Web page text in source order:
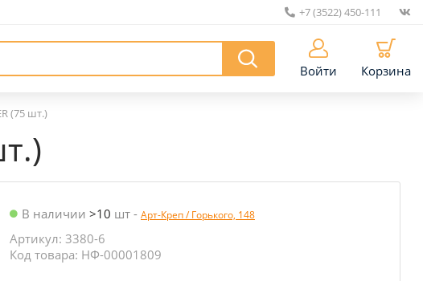
+7 (3522) 450-111
Войти Корзина
(75 шт.)
В наличии >10 шт - Арт-Креп / Горького, 148
Артикул: 3380-6
Код товара: НФ-00001809